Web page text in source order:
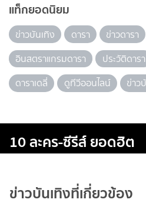
แท็กยอดนิยม
ข่าวบันเทิง ดารา ข่าวดารา
อินสตราแกรมดารา
ประวัติดารา
ดาราเดลี่
ดูทีวีออนไลน์ ข่าว
10 ละคร-ซีรีส์ ยอดฮิต
ข่าวบันเทิงที่เกี่ยวข้อง